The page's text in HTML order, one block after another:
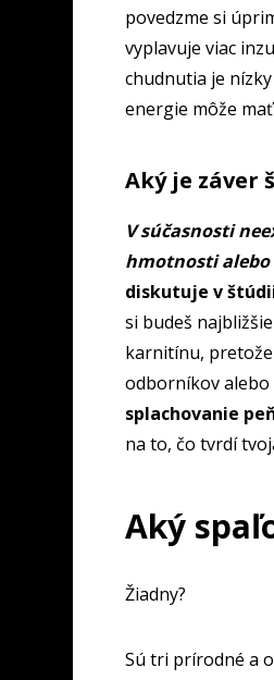
povedzme si
vyplavuje viac
chudnutia je
energie môže
Aký je záver
V súčasnosti
hmotnosti alebo
diskutuje v
si budeš
karnitínu,
odborníkov
splachovanie
na to, čo tvrdí
Aký
Žiadny?
Sú tri prírodné a